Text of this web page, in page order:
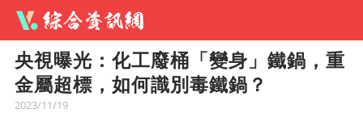
央視曝光：化工廢桶「變身」鐵鍋，重
金屬超標，如何識別毒鐵鍋？
2023/11/19